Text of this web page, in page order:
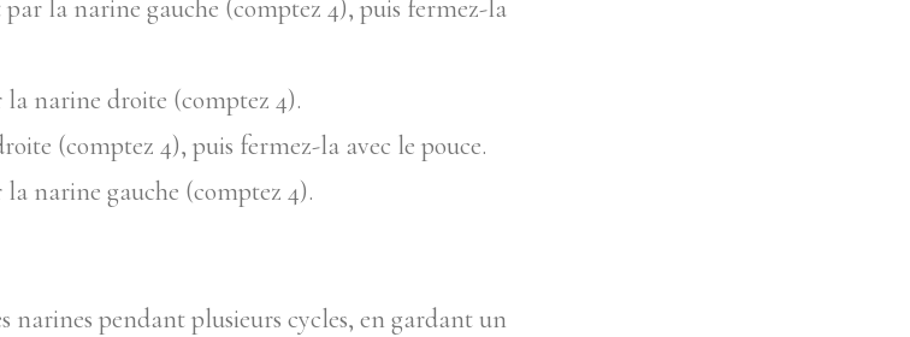
la narine gauche (comptez 4), puis fermez-la
narine droite (comptez 4).
(comptez 4), puis fermez-la avec le pouce.
narine gauche (comptez 4).
narines pendant plusieurs cycles, en gardant un